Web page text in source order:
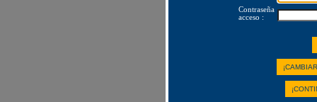
Contraseña
acceso :